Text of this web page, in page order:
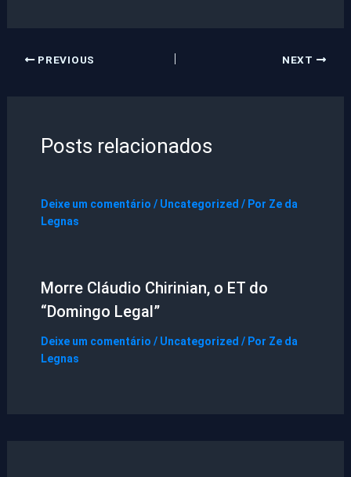
PREVIOUS NEXT
Posts relacionados
Deixe um comentário / Uncategorized / Por Ze da
Legnas
Morre Cláudio Chirinian, o ET do
“Domingo Legal”
Deixe um comentário / Uncategorized / Por Ze da
Legnas